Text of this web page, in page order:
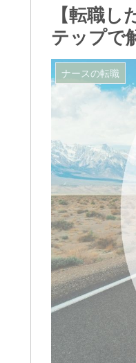
【転職
テップで
ナースの転職